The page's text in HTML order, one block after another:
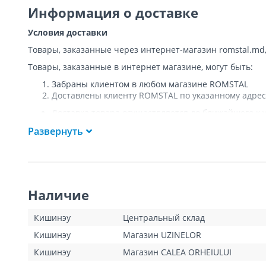
Информация о доставке
Условия доставки
Товары, заказанные через интернет-магазин
Товары, заказанные в интернет магазине, могут быть:
Забраны клиентом в любом магазине ROMSTAL
Доставлены клиенту ROMSTAL по указанному
Доставка товара осуществляется до ближайшего
Подъем товара на этаж или занос в дом
покупатель оплатит стоимость пропущенной
для Кишинева составит 100 леев, а для других
Клиент обязан открыть посылку при доставке и
тестирования товара не предполагается.
Для товаров «под заказ» сроки доставки указаны
операторами интернет-магазина. Данный вид
Развернуть
Наличие
Кишинэу
Центральный склад
Кишинэу
Магазин UZINELOR
Кишинэу
Магазин CALEA ORHEIULUI